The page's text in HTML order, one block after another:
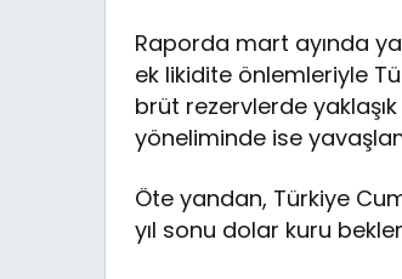
Raporda mart ayında
ek likidite önlemleriyle
brüt rezervlerde yaklaşık
yöneliminde ise
Öte yandan, Türkiye
yıl sonu dolar kuru